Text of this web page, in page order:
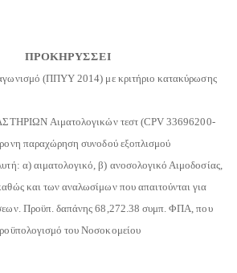
ΠΡΟΚΗΡΥΣΣΕΙ
(ΠΠΥΥ 2014) με κριτήριο κατακύρωσης
Αιματολογικών τεστ (CPV 33696200-
παραχώρηση συνοδού εξοπλισμού
α) αιματολογικό, β) ανοσολογικό Αιμοδοσίας,
και των αναλωσίμων που απαιτούνται για
Προϋπ. δαπάνης 68,272.38 συμπ. ΦΠΑ, που
του Νοσοκομείου